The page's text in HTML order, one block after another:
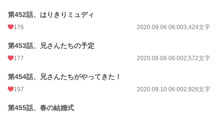
第452話、はりきりミュディ
176 2020.09.06 06:003,424文字
第453話、兄さんたちの予定
177 2020.09.08 06:002,572文字
第454話、兄さんたちがやってきた！
197 2020.09.10 06:002,926文字
第455話、春の結婚式